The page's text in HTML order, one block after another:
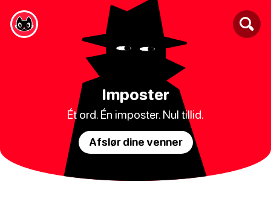
Imposter
Ét ord. Én imposter. Nul tillid.
Afslør dine venner